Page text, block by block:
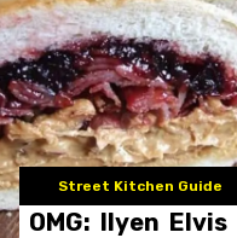
Street Kitchen Guide
OMG: Ilyen Elvis